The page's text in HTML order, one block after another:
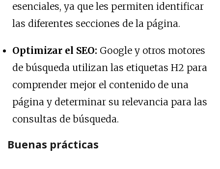
esenciales, ya que les permiten identificar
las diferentes secciones de la página.
Optimizar el SEO: Google y otros motores
de búsqueda utilizan las etiquetas H2 para
comprender mejor el contenido de una
página y determinar su relevancia para las
consultas de búsqueda.
Buenas prácticas